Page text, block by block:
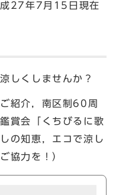
成27年7月15日現在
しくしませんか？
紹介，南区制60周
賞会「くちびるに歌
の知恵，エコで涼し
協力を！）